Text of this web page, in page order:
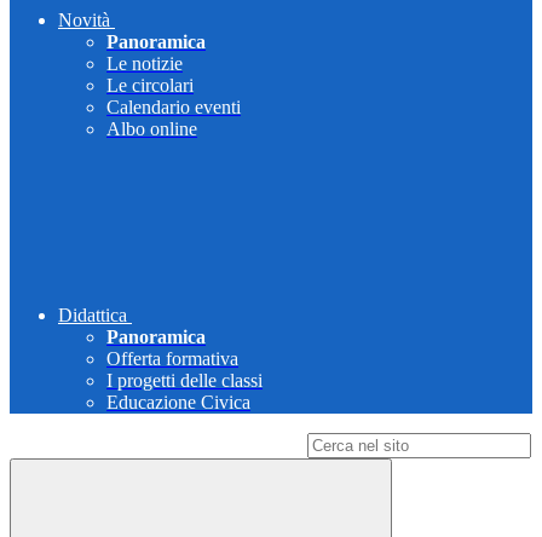
Novità
Panoramica
Le notizie
Le circolari
Calendario eventi
Albo online
Didattica
Panoramica
Offerta formativa
I progetti delle classi
Educazione Civica